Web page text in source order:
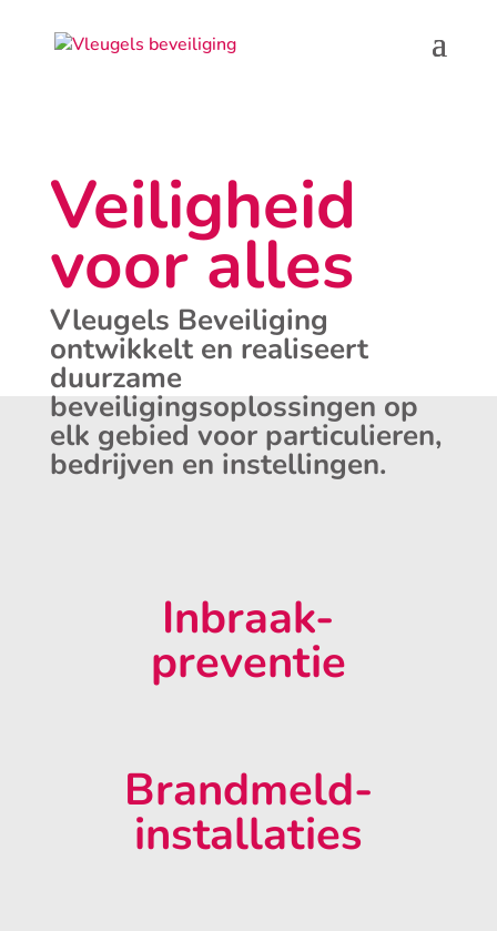
Veiligheid
voor alles
Vleugels Beveiliging
ontwikkelt en realiseert
duurzame
beveiligingsoplossingen op
elk gebied voor particulieren,
bedrijven en instellingen.
Inbraak-
preventie
Brandmeld-
installaties